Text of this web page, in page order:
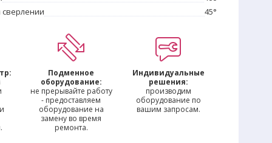
45°
Подменное
оборудование:
не прерывайте работу
- предоставляем
оборудование на
замену во время
ремонта.
Индивидуальные
решения:
производим
оборудование по
вашим запросам.